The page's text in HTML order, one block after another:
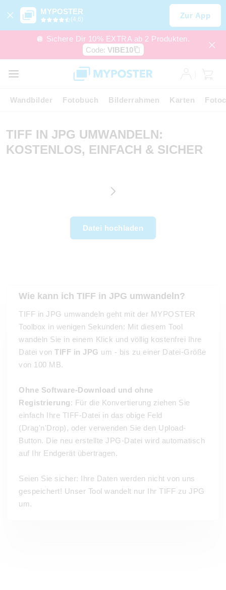
MYPOSTER
(4,6) Zur App
🪩 Sichere Dir 10% EXTRA ab 2 Produkten.
Code: VIBE10
Wandbilder Fotobuch Bilderrahmen Karten
TIFF IN JPG UMWANDELN:
KOSTENLOS, EINFACH & SICHER
Datei hochladen
Wie kann ich TIFF in JPG umwandeln?
TIFF in JPG umwandeln geht mit der MYPOSTER
Toolbox in wenigen Sekunden: Mit diesem Tool
wandeln Sie in einem Klick und völlig kostenfrei Ihre
Datei von TIFF in JPG um - bis zu einer Datei-Größe
von 100 MB.
Ohne Software-Download und ohne
Registrierung: Für die Konvertierung ziehen Sie
einfach Ihre TIFF-Datei in das obige Feld
(Drag'n'Drop), oder verwenden Sie den Upload-
Button. Die neu erstellte JPG-Datei wird automatisch
auf Ihr Endgerät übertragen.
Seien Sie sicher: Ihre Daten werden nicht von uns
gespeichert! Unser Tool wandelt nur Ihr TIFF zu JPG
um.